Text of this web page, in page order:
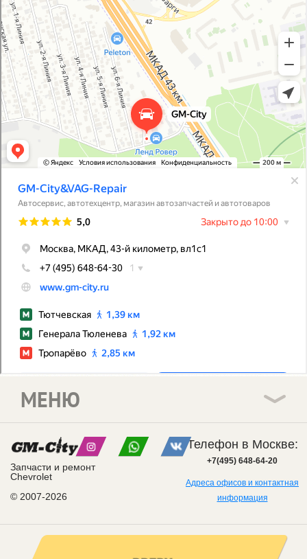
Запчасти и ремонт
Chevrolet
© 2007-2026
МЕНЮ
Телефон в Москве:
+7(495) 648-64-20
Адреса офисов и контактная
информация